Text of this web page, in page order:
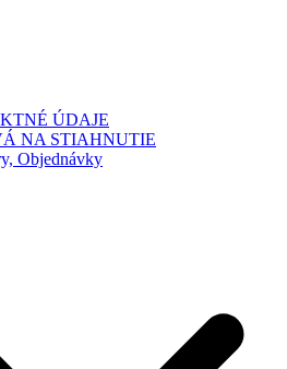
ÚDAJE
NA STIAHNUTIE
Objednávky